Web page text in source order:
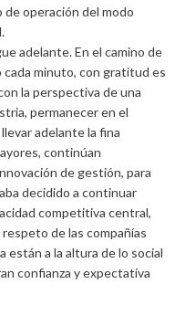
operación del modo
adelante. En el camino de
minuto, con gratitud es
la perspectiva de una
permanecer en el
adelante la fina
continúan
de gestión, para
decidido a continuar
competitiva central,
de las compañías
están a la altura de lo social
confianza y expectativa